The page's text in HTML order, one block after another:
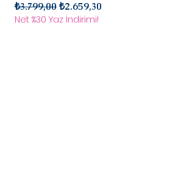
Normal Fiyat
₺3.799,00İndirimli Fiyat
₺2.659,30
Net %30 Yaz İndirimi!